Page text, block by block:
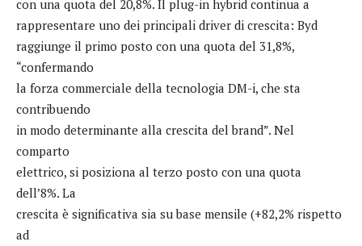
con una quota del 20,8%. Il plug-in hybrid continua a
rappresentare uno dei principali driver di crescita: Byd
raggiunge il primo posto con una quota del 31,8%,
“confermando
la forza commerciale della tecnologia DM-i, che sta
contribuendo
in modo determinante alla crescita del brand”. Nel
comparto
elettrico, si posiziona al terzo posto con una quota
dell’8%. La
crescita è significativa sia su base mensile (+82,2% rispetto
ad